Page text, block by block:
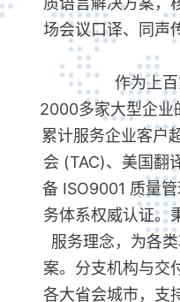
场会议口译、同声
ᅟᅠᅟᅠ作为上
2000多家大型企业
累计服务企业客户
会 (TAC)、美国翻
备 ISO9001 质量
务体系权威认证。
服务理念，为各
案。分支机构与交
各大省会城市，支